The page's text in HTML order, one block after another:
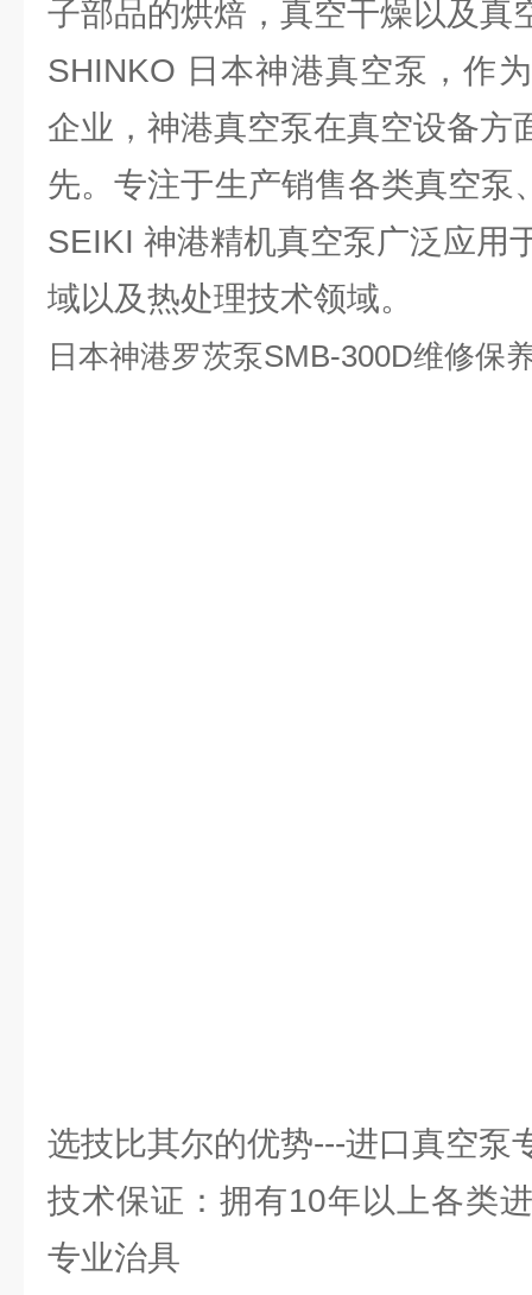
子部品的烘焙，真空干燥以及真
SHINKO 日本神港真空泵，作
企业，神港真空泵在真空设备方
先。专注于生产销售各类真空泵
SEIKI 神港精机真空泵广泛应用
域以及热处理技术领域。
日本神港罗茨泵SMB-300D维修保
选技比其尔的优势---进口真空泵
技术保证：拥有10年以上各类
专业治具